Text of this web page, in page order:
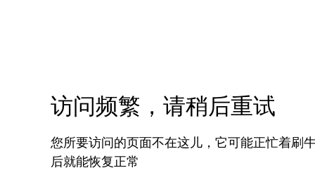
访问频繁，请稍后重试
您所要访问的页面不在这儿，它可能正忙着刷
后就能恢复正常